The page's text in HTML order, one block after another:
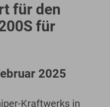
für den
für
2025
Kraftwerks in